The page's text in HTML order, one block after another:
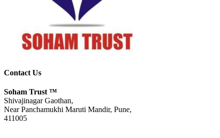
Contact Us
Soham Trust ™
Shivajinagar Gaothan,
Near Panchamukhi Maruti Mandir, Pune,
411005